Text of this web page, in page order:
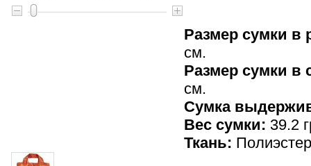
Размер сумки в
см.
Размер сумки
см.
Cумка
Вес сумки: 39.2
Ткань: Полиэстер